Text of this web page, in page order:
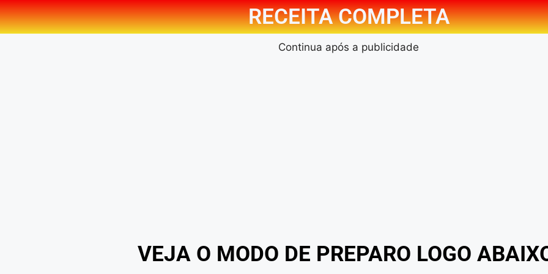
RECEITA COMPLETA
Continua após a publicidade
VEJA O MODO DE PREPARO LOGO